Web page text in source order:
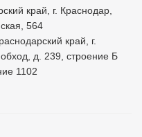
край, г. Краснодар,
564
край, г.
д. 239, строение Б
1102